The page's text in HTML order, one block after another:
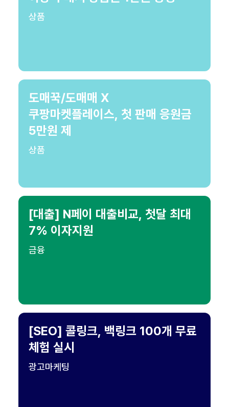
상품
도매꾹/도매매 X
쿠팡마켓플레이스, 첫 판매 응원금
5만원 제
상품
[대출] N페이 대출비교, 첫달 최대
7% 이자지원
금융
[SEO] 콜링크, 백링크 100개 무료
체험 실시
광고마케팅